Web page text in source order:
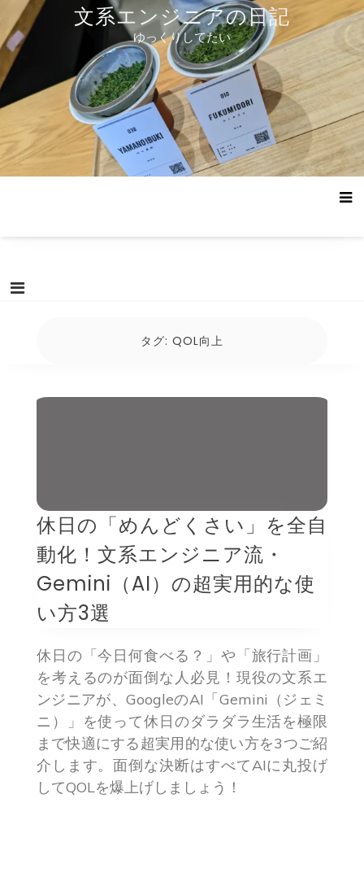
テ
ツ
へ
ス
ッ
プ
文系エンジニアの日記
ゆっくりしてたい
タグ: QOL向上
休日の「めんどくさい」を全自
動化！文系エンジニア流・
Gemini（AI）の超実用的な使
い方3選
休日の「今日何食べる？」や「旅行計画」
を考えるのが面倒な人必見！現役の文系エ
ンジニアが、GoogleのAI「Gemini（ジェミ
ニ）」を使って休日のダラダラ生活を極限
まで快適にする超実用的な使い方を3つご紹
介します。面倒な決断はすべてAIに丸投げ
してQOLを爆上げしましょう！